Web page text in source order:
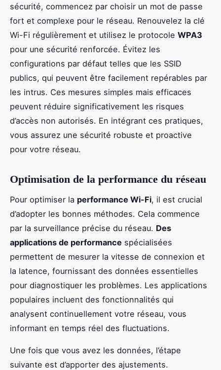
sécurité, commencez par choisir un mot de passe
fort et complexe pour le réseau. Renouvelez la clé
Wi-Fi régulièrement et utilisez le protocole WPA3
pour une sécurité renforcée. Évitez les
configurations par défaut telles que les SSID
publics, qui peuvent être facilement repérables par
les intrus. Ces mesures simples mais efficaces
peuvent réduire significativement les risques
d’accès non autorisés. En intégrant ces pratiques,
vous assurez une sécurité robuste et proactive
pour votre réseau.
Optimisation de la performance du réseau
Pour optimiser la performance Wi-Fi, il est crucial
d’adopter les bonnes méthodes. Cela commence
par la surveillance précise du réseau. Des
applications de performance spécialisées
permettent de mesurer la vitesse de connexion et
la latence, fournissant des données essentielles
pour diagnostiquer les problèmes. Les applications
populaires incluent des fonctionnalités qui
analysent continuellement votre réseau, vous
informant en temps réel des fluctuations.
Une fois que vous avez les données, l’étape
suivante est d’apporter des ajustements.